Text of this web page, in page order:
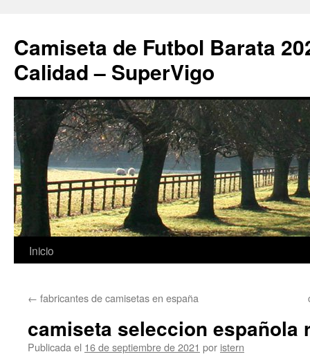
Camiseta de Futbol Barata
Calidad – SuperVigo
Saltar
contenido
Inicio
← fabricantes de camisetas en españa
camiseta seleccion española
Publicada el 16 de septiembre de 2021 por istern